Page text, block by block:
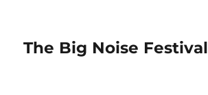
The Big Noise Festival